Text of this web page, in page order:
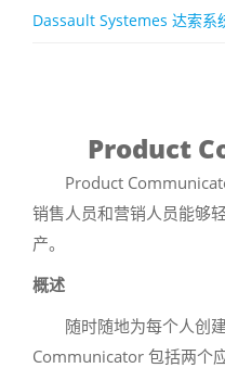
Dassault Systemes 达索系
Product
Product
销售人员和营销人员能够
产。
概述
随时随地为每个人创
Communicator 包括两个